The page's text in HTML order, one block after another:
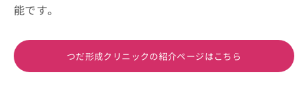
能です。
つだ形成クリニックの紹介ページはこちら